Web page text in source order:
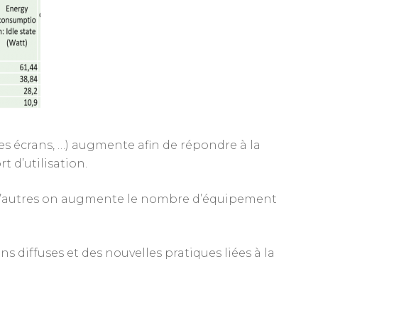
écrans, …) augmente afin de répondre à la
d’utilisation.
on augmente le nombre d’équipement
diffuses et des nouvelles pratiques liées à la